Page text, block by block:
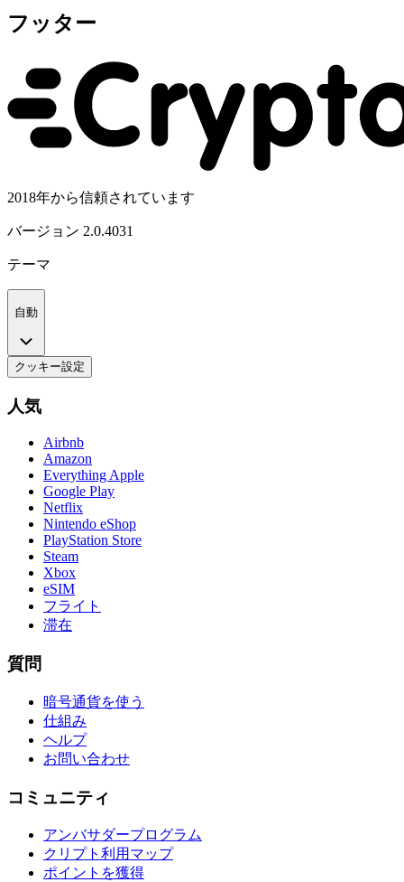
フッター
2018年から信頼されています
バージョン 2.0.4031
テーマ
自動
クッキー設定
人気
Airbnb
Amazon
Everything Apple
Google Play
Netflix
Nintendo eShop
PlayStation Store
Steam
Xbox
eSIM
フライト
滞在
質問
暗号通貨を使う
仕組み
ヘルプ
お問い合わせ
コミュニティ
アンバサダープログラム
クリプト利用マップ
ポイントを獲得